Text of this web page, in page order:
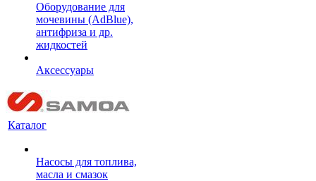
Оборудование для
мочевины (AdBlue),
антифриза и др.
жидкостей
Аксессуары
Каталог
Насосы для топлива,
масла и смазок